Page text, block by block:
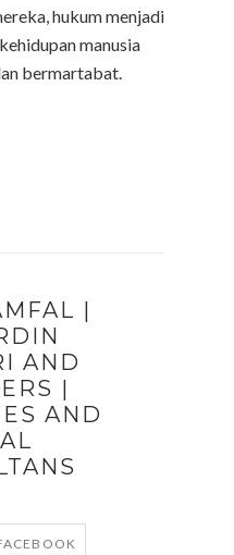
hukum menjadi
manusia
bermartabat.
|
AND
|
AND